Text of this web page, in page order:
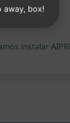
instalar
away, box!